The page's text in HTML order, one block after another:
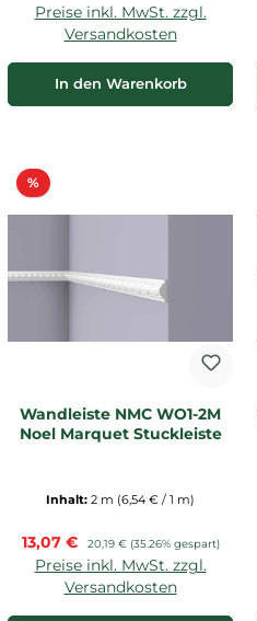
Preise inkl. MwSt. zzgl.
Versandkosten
In den Warenkorb
%Rabatt
Wandleiste NMC WO1-2M
Noel Marquet Stuckleiste
Inhalt: 2 m (6,54 € / 1 m)
Verkaufspreis:
13,07 € Regulärer Preis:
20,19 € (35.26% gespart)
Preise inkl. MwSt. zzgl.
Versandkosten